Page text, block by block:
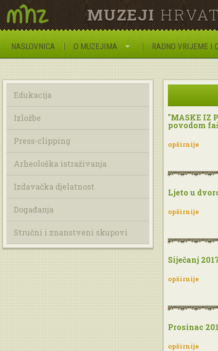
MUZEJI
NASLOVNICA O MUZEJIMA RADNO VRIJEME I
Edukacija
Izložbe
Press-clipping
Arheološka istraživanja
Izdavačka djelatnost
Događanja
Stručni i znanstveni skupovi
"MASKE IZ
povodom
opširnije
Ljeto u
opširnije
Siječanj
opširnije
Prosinac
opširnije